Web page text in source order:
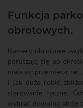
Funkcja
obrotowych.
Kamery obrotowe
poruszają się po
mają się
i jak duże robić
sterowanie ręczne.
wybrać dowolną akcję